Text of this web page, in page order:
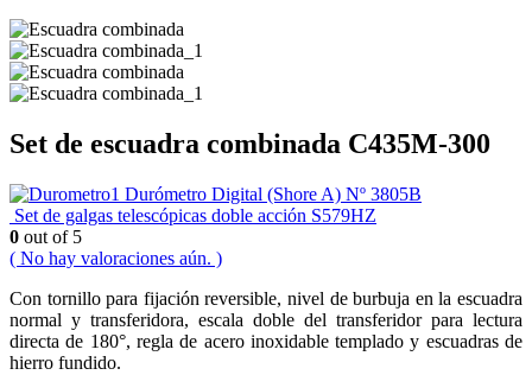
Set de escuadra combinada C435M-300
Durómetro Digital (Shore A) Nº 3805B
Set de galgas telescópicas doble acción S579HZ
0 out of 5
( No hay valoraciones aún. )
Con tornillo para fijación reversible, nivel de burbuja en la escuadra
normal y transferidora, escala doble del transferidor para lectura
directa de 180°, regla de acero inoxidable templado y escuadras de
hierro fundido.